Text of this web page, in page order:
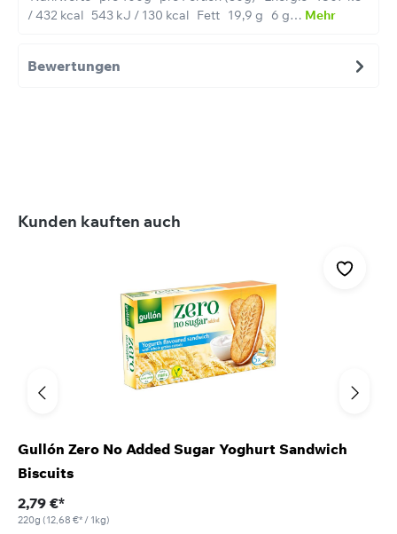
/ 432 kcal 543 kJ / 130 kcal Fett 19,9 g 6 g… Mehr
Bewertungen
Produktgalerie überspringen
Kunden kauften auch
Gullón Zero No Added Sugar Yoghurt Sandwich
Biscuits
2,79 €*
220g (12,68 €* / 1kg)